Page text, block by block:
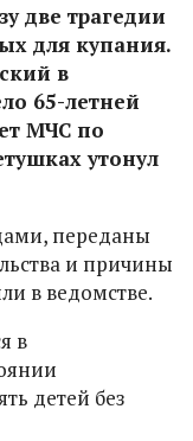
две трагедии
для купания.
в
65-летней
МЧС по
утонул
переданы
и причины
в ведомстве.
в
детей без